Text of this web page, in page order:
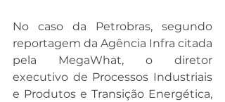
No caso da Petrobras, segundo
reportagem da Agência Infra citada
pela MegaWhat, o diretor
executivo de Processos Industriais
e Produtos e Transição Energética,